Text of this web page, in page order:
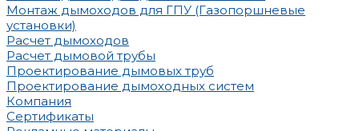
Монтаж дымоходов для ГПУ (Газопоршневые
установки)
Расчет дымоходов
Расчет дымовой трубы
Проектирование дымовых труб
Проектирование дымоходных систем
Компания
Сертификаты